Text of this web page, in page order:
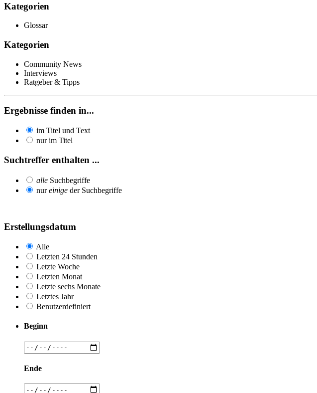
Kategorien
Glossar
Kategorien
Community News
Interviews
Ratgeber & Tipps
Ergebnisse finden in...
im Titel und Text
nur im Titel
Suchtreffer enthalten ...
alle Suchbegriffe
nureinige der Suchbegriffe
Erstellungsdatum
Alle
Letzten 24 Stunden
Letzte Woche
Letzten Monat
Letzte sechs Monate
Letztes Jahr
Benutzerdefiniert
Beginn
Ende